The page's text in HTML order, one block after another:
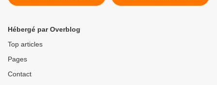
Rosny/Seine (78) >
Hébergé par Overblog
Top articles
Pages
Contact